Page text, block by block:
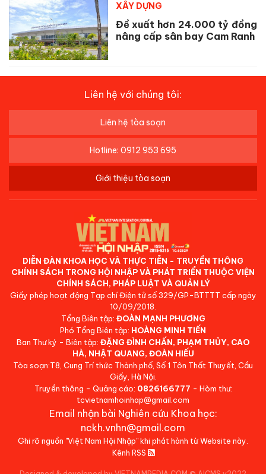
XÂY DỰNG
Đề xuất hơn 24.000 tỷ đồng
nâng cấp sân bay Cam Ranh
Liên hệ với chúng tôi:
Liên hệ tòa soạn
Hotline: 0912 953 695
Giới thiệu tòa soạn
DIỄN ĐÀN KHOA HỌC VÀ THỰC TIỄN - TRUYỀN THÔNG
CHÍNH SÁCH TRONG HỘI NHẬP VÀ PHÁT TRIỂN THUỘC VIỆN
CHÍNH SÁCH, PHÁP LUẬT VÀ QUẢN LÝ
Giấy phép hoạt động Tạp chí Điện tử số 329/GP-BTTTT cấp ngày
10/09/2018.
Tổng Biên tập: ĐOÀN MẠNH PHƯƠNG
Phó Tổng Biên tập: HOÀNG MINH TIẾN
Ban Thư ký - Biên tập: ĐẶNG ĐÌNH CHẤN, PHẠM THỦY, CAO
HÀ, NHẬT QUANG, ĐOÀN HIẾU
Tòa soạn:T8, Cung Trí thức Thành phố, Số 1 Tôn Thất Thuyết, Cầu
Giấy, Hà Nội.
Truyền thông - Quảng cáo: 0826166777 - Hòm thư:
tcvietnamhoinhap@gmail.com
Email nhận bài Nghiên cứu Khoa học:
nckh.vnhn@gmail.com
Ghi rõ nguồn "Việt Nam Hội Nhập" khi phát hành từ Website này.
Kênh RSS